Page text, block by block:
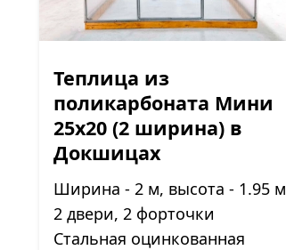
Теплица из
поликарбоната Мини
25х20 (2 ширина) в
Докшицах
Ширина - 2 м, высота - 1.95 м
2 двери, 2 форточки
Стальная оцинкованная